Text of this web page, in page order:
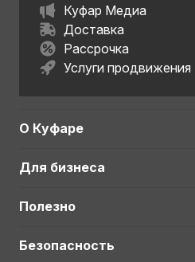
Куфар Медиа
Доставка
Рассрочка
Услуги продвижения
О Куфаре
Для бизнеса
Полезно
Безопасность